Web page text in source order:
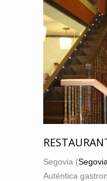
Segovia (Segovia
Auténtica